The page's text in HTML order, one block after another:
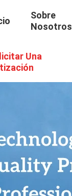
Sobre
Nosotros
Una